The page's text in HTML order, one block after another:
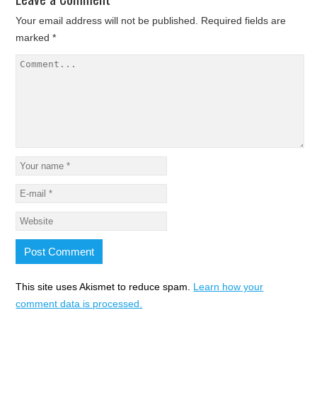
Your email address will not be published.
Required fields are
marked*
This site uses Akismet to reduce spam. Learn how your
comment data is processed.